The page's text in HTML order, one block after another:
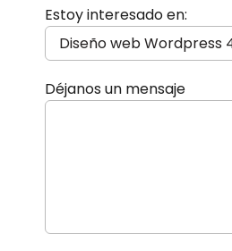
Estoy interesado en:
Déjanos un mensaje